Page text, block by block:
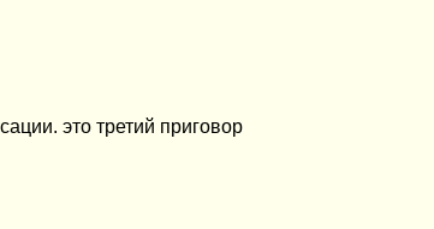
это третий приговор